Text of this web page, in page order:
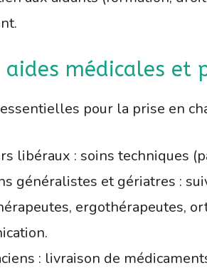
aides médicales et
pour la prise en
libéraux : soins techniques
généralistes et gériatres :
ergothérapeutes,
: livraison de